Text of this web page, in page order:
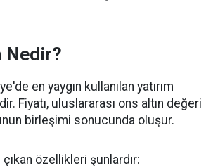
Nedir?
en yaygın kullanılan yatırım
Fiyatı, uluslararası ons altın değeri
birleşimi sonucunda oluşur.
çıkan özellikleri şunlardır: